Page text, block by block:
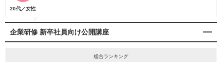
20代／女性
企業研修 新卒社員向け公開講座
総合ランキング